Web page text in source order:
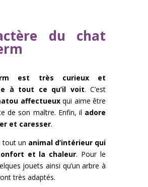
du chat
est très curieux et
à tout ce qu’il voit. C’est
affectueux qui aime être
de son maître. Enfin, il adore
et caresser.
tout un animal d’intérieur qui
et la chaleur. Pour le
jouets ainsi qu’un arbre à
très adaptés.